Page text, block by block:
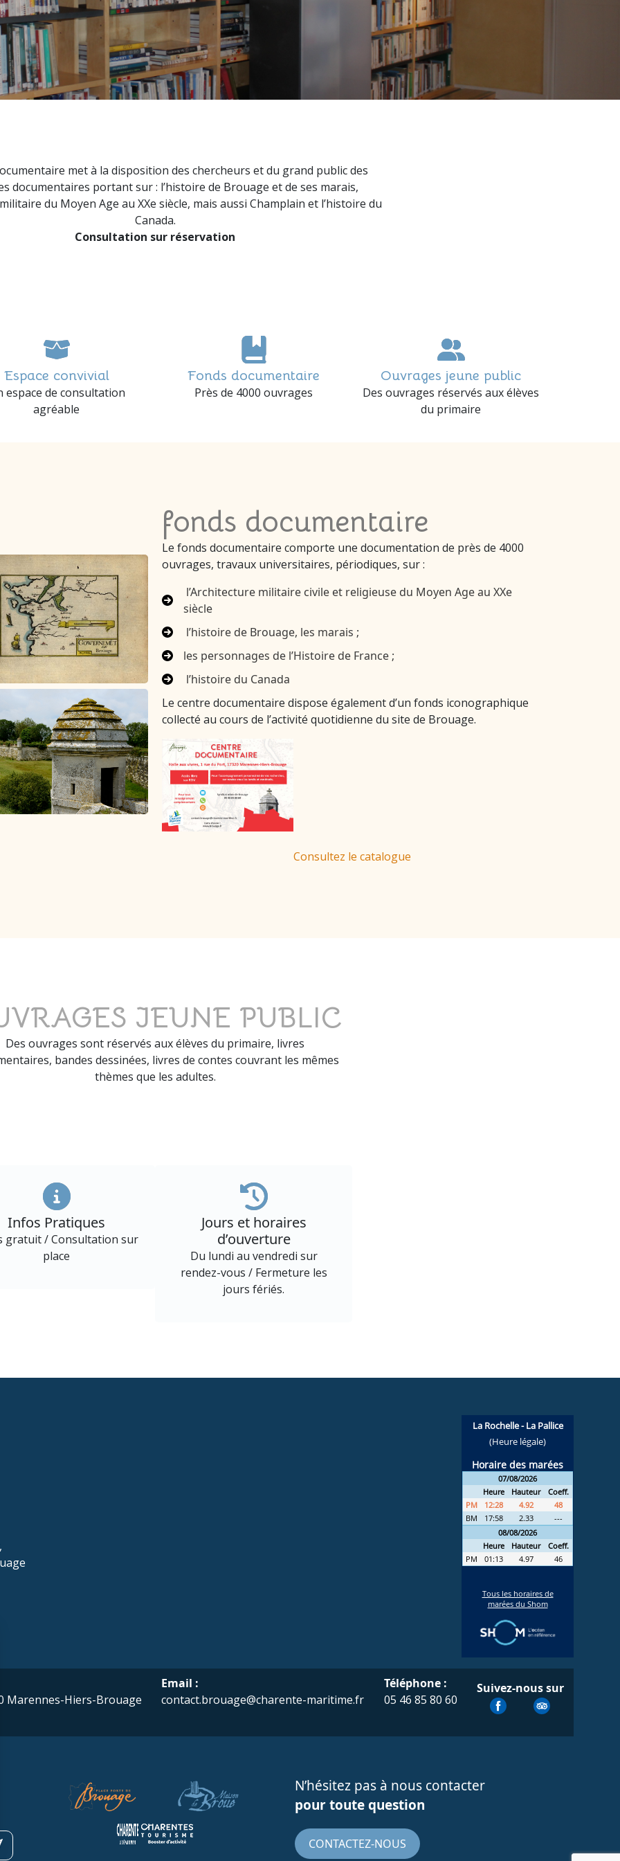
met à la disposition des chercheurs et du grand public des
documentaires portant sur : l’histoire de Brouage et de ses marais,
du Moyen Age au XXe siècle, mais aussi Champlain et l’histoire du
Canada.
Consultation sur réservation
Espace convivial
espace de consultation
agréable
Fonds documentaire
Près de 4000 ouvrages
Ouvrages jeune public
Des ouvrages réservés aux élèves
du primaire
fonds documentaire
Le fonds documentaire comporte une documentation de près de 4000
ouvrages, travaux universitaires, périodiques, sur :
l’Architecture militaire civile et religieuse du Moyen Age au XXe
siècle
l’histoire de Brouage, les marais ;
les personnages de l’Histoire de France ;
l’histoire du Canada
Le centre documentaire dispose également d’un fonds iconographique
collecté au cours de l’activité quotidienne du site de Brouage.
Consultez le catalogue
JEUNE PUBLIC
Des ouvrages sont réservés aux élèves du primaire, livres
bandes dessinées, livres de contes couvrant les mêmes
thèmes que les adultes.
Infos Pratiques
gratuit / Consultation sur
place
Jours et horaires
d’ouverture
Du lundi au vendredi sur
rendez-vous / Fermeture les
jours fériés.
Marennes-Hiers-Brouage
Email :
contact.brouage@charente-maritime.fr
Téléphone :
05 46 85 80 60
Suivez-nous sur
N’hésitez pas à nous contacter
pour toute question
CONTACTEZ-NOUS